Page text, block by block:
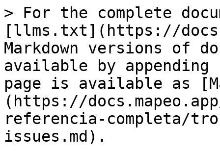
> For the complete
[llms.txt](https://
Markdown versions of
available by
page is available as
(https://
referencia-completa/
issues.md).